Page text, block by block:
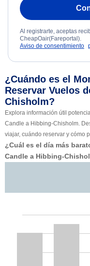
Al registrarte, aceptas
CheapOair(Fareportal).
Aviso de consentimiento
¿Cuándo es el
Reservar Vuelos
Chisholm?
Explora información útil
Candle a Hibbing-Chisholm.
viajar, cuándo reservar y cómo
¿Cuál es el día más
Candle a Hibbing-